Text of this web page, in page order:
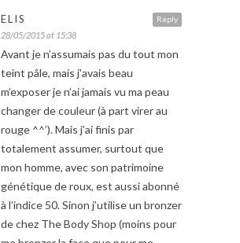
Reply
ELIS
28/05/2015 at 15:38
Avant je n’assumais pas du tout mon
teint pâle, mais j’avais beau
m’exposer je n’ai jamais vu ma peau
changer de couleur (à part virer au
rouge ^^’). Mais j’ai finis par
totalement assumer, surtout que
mon homme, avec son patrimoine
génétique de roux, est aussi abonné
à l’indice 50. Sinon j’utilise un bronzer
de chez The Body Shop (moins pour